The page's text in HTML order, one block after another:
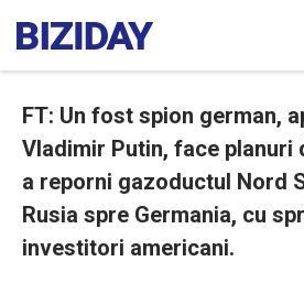
FT: Un fost spion german,
Vladimir Putin, face planuri
a reporni gazoductul Nord
Rusia spre Germania, cu
investitori americani.